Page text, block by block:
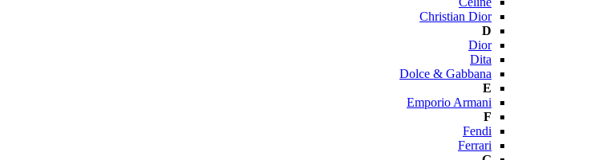
Christian Dior
D
Dior
Dita
Dolce & Gabbana
E
Emporio Armani
F
Fendi
Ferrari